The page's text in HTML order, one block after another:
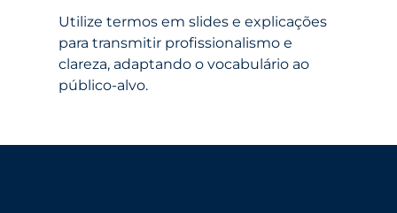
Utilize termos em slides e explicações
para transmitir profissionalismo e
clareza, adaptando o vocabulário ao
público-alvo.